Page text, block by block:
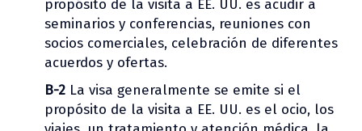
propósito de la visita a EE. UU. es acudir a
seminarios y conferencias, reuniones con
socios comerciales, celebración de diferentes
acuerdos y ofertas.
B-2 La visa generalmente se emite si el
propósito de la visita a EE. UU. es el ocio, los